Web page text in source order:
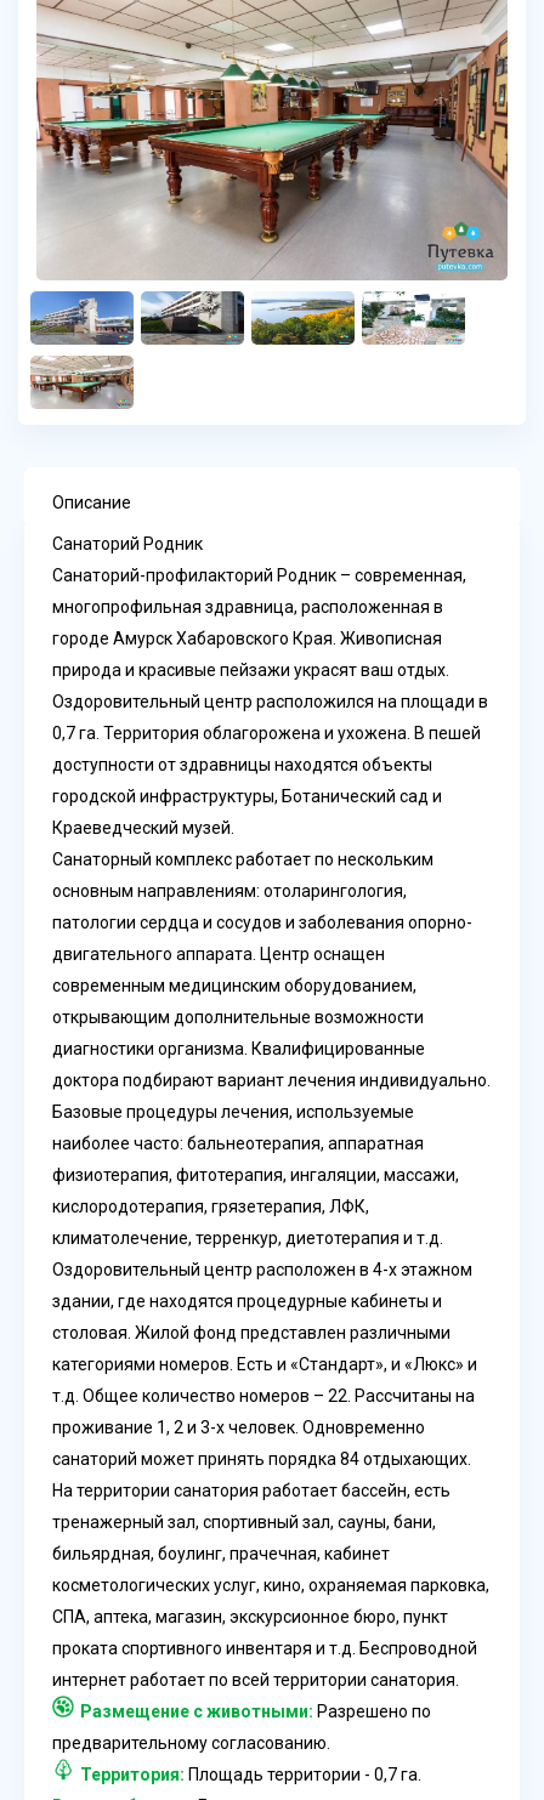
Описание
Санаторий Родник
Санаторий-профилакторий Родник – современная,
многопрофильная здравница, расположенная в
городе Амурск Хабаровского Края. Живописная
природа и красивые пейзажи украсят ваш отдых.
Оздоровительный центр расположился на площади в
0,7 га. Территория облагорожена и ухожена. В пешей
доступности от здравницы находятся объекты
городской инфраструктуры, Ботанический сад и
Краеведческий музей.
Санаторный комплекс работает по нескольким
основным направлениям: отоларингология,
патологии сердца и сосудов и заболевания опорно-
двигательного аппарата. Центр оснащен
современным медицинским оборудованием,
открывающим дополнительные возможности
диагностики организма. Квалифицированные
доктора подбирают вариант лечения индивидуально.
Базовые процедуры лечения, используемые
наиболее часто: бальнеотерапия, аппаратная
физиотерапия, фитотерапия, ингаляции, массажи,
кислородотерапия, грязетерапия, ЛФК,
климатолечение, терренкур, диетотерапия и т.д.
Оздоровительный центр расположен в 4-х этажном
здании, где находятся процедурные кабинеты и
столовая. Жилой фонд представлен различными
категориями номеров. Есть и «Стандарт», и «Люкс» и
т.д. Общее количество номеров – 22. Рассчитаны на
проживание 1, 2 и 3-х человек. Одновременно
санаторий может принять порядка 84 отдыхающих.
На территории санатория работает бассейн, есть
тренажерный зал, спортивный зал, сауны, бани,
бильярдная, боулинг, прачечная, кабинет
косметологических услуг, кино, охраняемая парковка,
СПА, аптека, магазин, экскурсионное бюро, пункт
проката спортивного инвентаря и т.д. Беспроводной
интернет работает по всей территории санатория.
Размещение с животными: Разрешено по
предварительному согласованию.
Территория: Площадь территории - 0,7 га.